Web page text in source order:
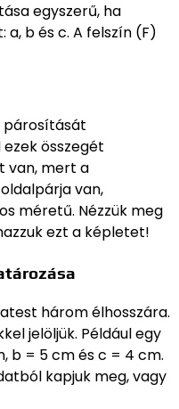
egyszerű, ha
b és c. A felszín (F)
párosítását
összegét
van, mert a
van,
méretű. Nézzük meg
ezt a képletet!
három élhosszára.
jelöljük. Például egy
b = 5 cm és c = 4 cm.
kapjuk meg, vagy